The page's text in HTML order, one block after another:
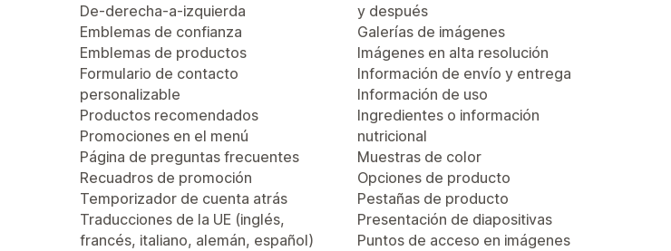
De-derecha-a-izquierda
Emblemas de confianza
Emblemas de productos
Formulario de contacto
personalizable
Productos recomendados
Promociones en el menú
Página de preguntas frecuentes
Recuadros de promoción
Temporizador de cuenta atrás
Traducciones de la UE (inglés,
francés, italiano, alemán, español)
y después
Galerías de imágenes
Imágenes en alta resolución
Información de envío y entrega
Información de uso
Ingredientes o información
nutricional
Muestras de color
Opciones de producto
Pestañas de producto
Presentación de diapositivas
Puntos de acceso en imágenes